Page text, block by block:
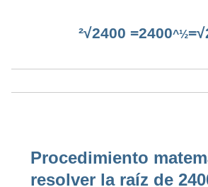
²√2400 =2400^½
Procedimiento
resolver la raíz de